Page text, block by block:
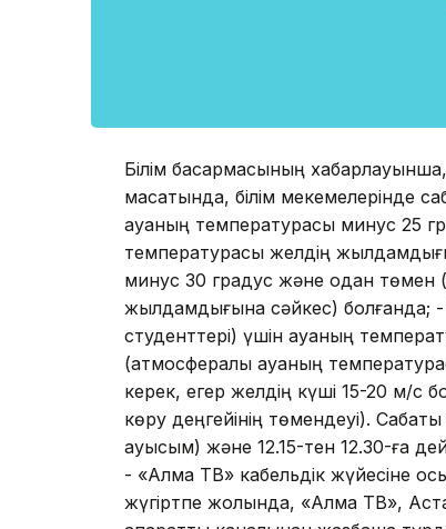
Білім басқармасының хабарлауынша,
мақсатында, білім мекемелерінде
ауаның температурасы минус 25
температурасы желдің
минус 30 градус және одан төмен
жылдамдығына сәйкес) болғанда;
студенттері) үшін ауаның
(атмосфералық ауаның
керек, егер желдің күші 15-20 м/с
көру деңгейінің төмендеуі).
ауысым) және 12.15-тен 12.30-ға
- «Алма ТВ» кабельдік жүйесіне
жүгіртпе жолында, «Алма ТВ»,